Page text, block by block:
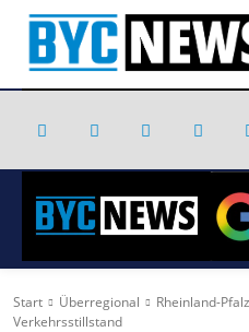
Start Überregional
Rheinland-
Verkehrsstillstand